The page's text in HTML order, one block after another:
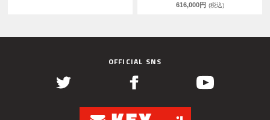
616,000円 (税込)
OFFICIAL SNS